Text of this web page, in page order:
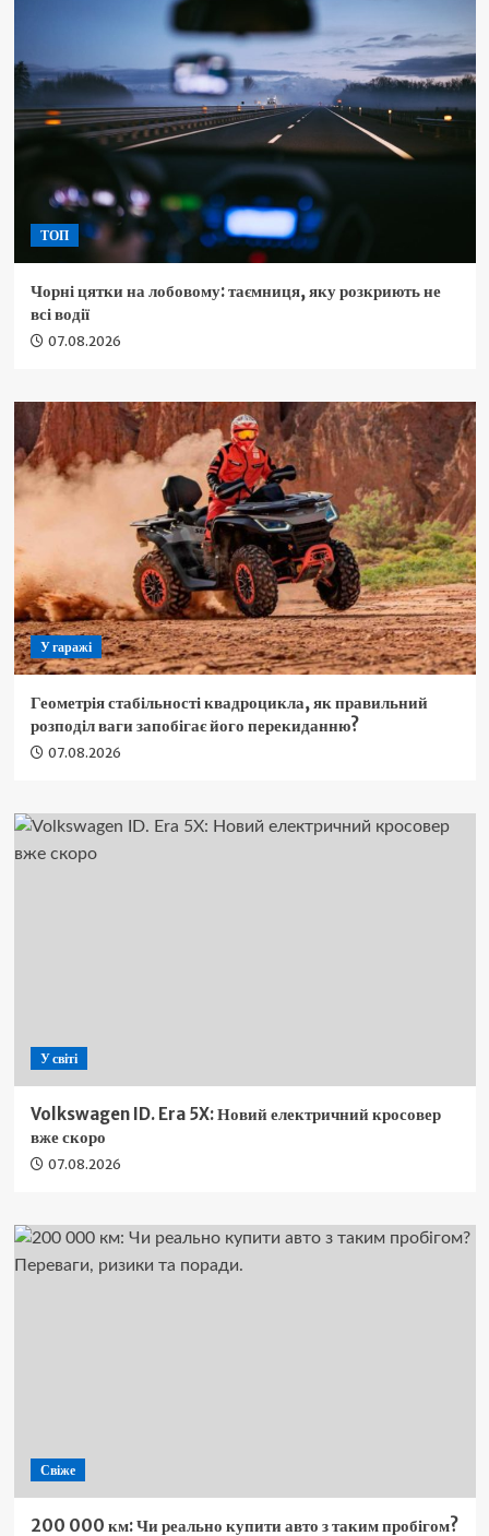
ТОП
Чорні цятки на лобовому: таємниця, яку розкриють не
всі водії
07.08.2026
У гаражі
Геометрія стабільності квадроцикла, як правильний
розподіл ваги запобігає його перекиданню?
07.08.2026
У світі
Volkswagen ID. Era 5X: Новий електричний кросовер
вже скоро
07.08.2026
Свіже
200 000 км: Чи реально купити авто з таким пробігом?